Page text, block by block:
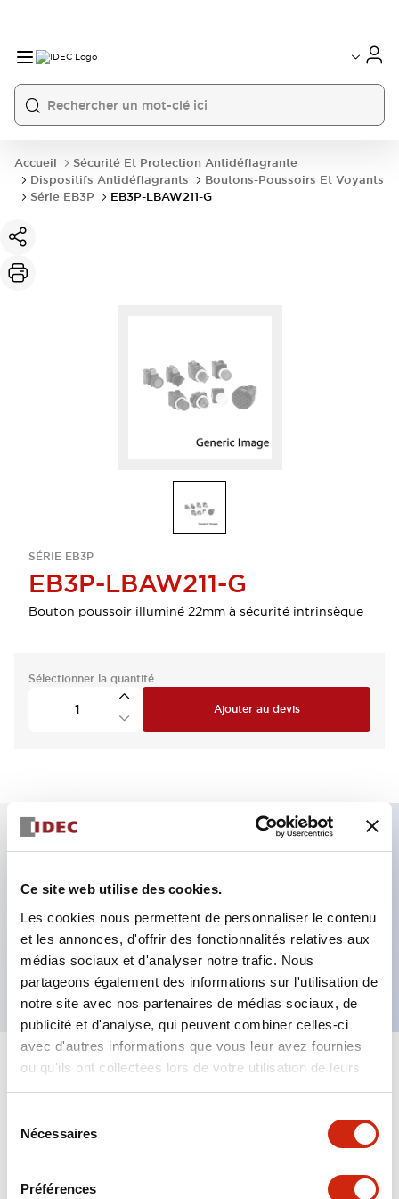
Ce site web utilise des cookies.
Les cookies nous permettent de personnaliser le contenu
et les annonces, d'offrir des fonctionnalités relatives aux
médias sociaux et d'analyser notre trafic. Nous
partageons également des informations sur l'utilisation de
notre site avec nos partenaires de médias sociaux, de
publicité et d'analyse, qui peuvent combiner celles-ci
avec d'autres informations que vous leur avez fournies
ou qu'ils ont collectées lors de votre utilisation de leurs
services.
Nécessaires
Préférences
Accueil
Sécurité Et Protection Antidéflagrante
Dispositifs Antidéflagrants
Boutons-Poussoirs Et Voyants
Série EB3P
EB3P-LBAW211-G
SÉRIE EB3P
EB3P-LBAW211-G
Bouton poussoir illuminé 22mm à sécurité intrinsèque
Sélectionner la quantité
Ajouter au devis
Bouton-poussoir illuminé, découpe de panneau
φ22 mm, opérateur étendu, momentané, contact
1NO-1NC, couleur verte
Spécifications Tout développer